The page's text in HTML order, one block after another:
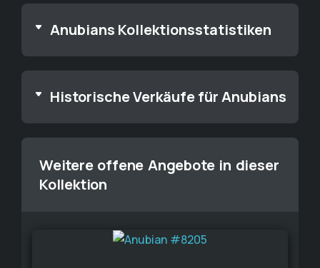
Anubians Kollektionsstatistiken
Historische Verkäufe für Anubians
Weitere offene Angebote in dieser
Kollektion